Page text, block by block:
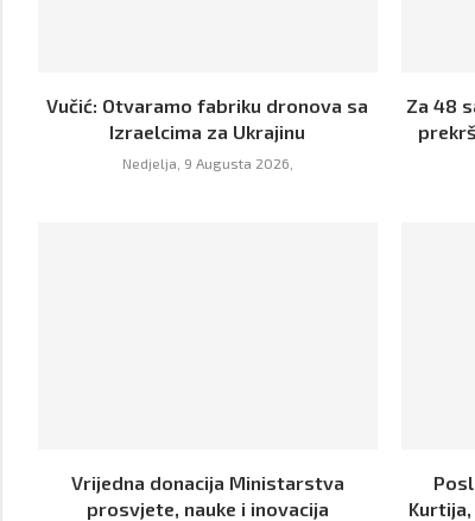
Vučić: Otvaramo fabriku dronova sa
Izraelcima za Ukrajinu
Nedjelja, 9 Augusta 2026,
Za 48
Vrijedna donacija Ministarstva
prosvjete, nauke i inovacija